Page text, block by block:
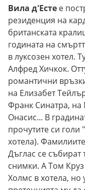
Вила д'Eсте е
резиденция на
британската
годината на
в луксозен хотел.
Алфред Хичкок.
романтични
на Елизабет
Франк Синатра, на
Онасис... В
прочутите си голи
хотела).
Дъглас се събират
снимки. А Том
Холмс в хотела, но